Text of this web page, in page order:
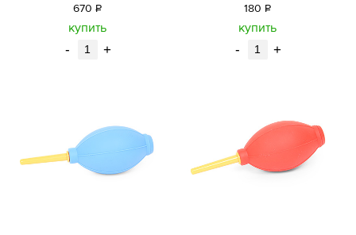
670 Р
уб.
купить
- +
180 Р
уб.
купить
- +